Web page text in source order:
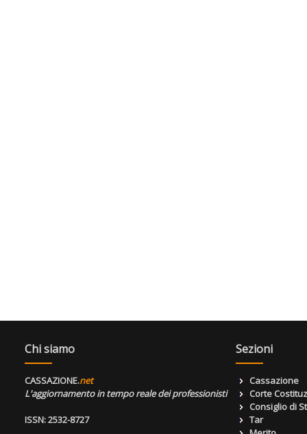
Chi siamo
CASSAZIONE.net
L'aggiornamento in tempo reale dei professionisti
ISSN: 2532-8727
Sezioni
Cassazione
Corte
Consiglio di
Tar